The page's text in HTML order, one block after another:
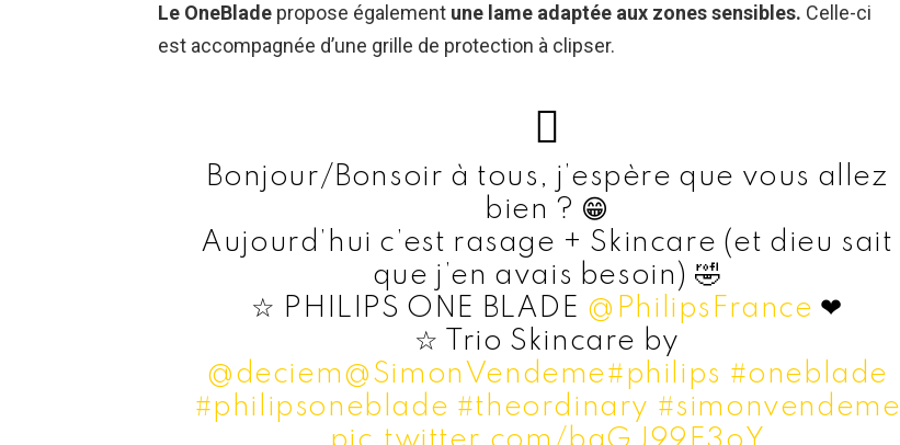
Le OneBlade propose également une lame adaptée aux zones sensibles. Celle-ci
est accompagnée d’une grille de protection à clipser.
Bonjour/Bonsoir à tous, j’espère que vous allez
bien ? 😁
Aujourd’hui c’est rasage + Skincare (et dieu sait
que j’en avais besoin) 🤣
☆ PHILIPS ONE BLADE @PhilipsFrance ❤
☆ Trio Skincare by
@deciem@SimonVendeme#philips #oneblade
#philipsoneblade #theordinary #simonvendeme